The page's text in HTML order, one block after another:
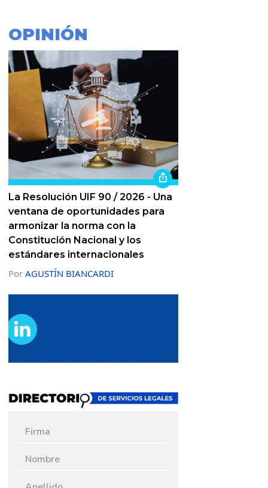
OPINIÓN
La Resolución UIF 90 / 2026 - Una
ventana de oportunidades para
armonizar la norma con la
Constitución Nacional y los
estándares internacionales
Por AGUSTÍN BIANCARDI